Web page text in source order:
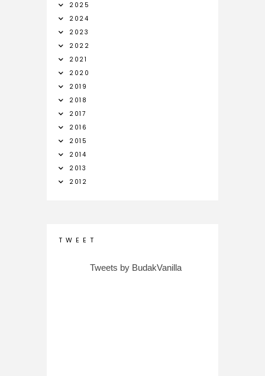
2025
2024
2023
2022
2021
2020
2019
2018
2017
2016
2015
2014
2013
2012
T W E E T
Tweets by BudakVanilla